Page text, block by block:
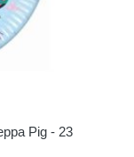
Pig - 23